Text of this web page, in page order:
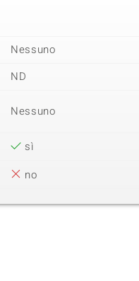
Nessuno
ND
Nessuno
sì
no